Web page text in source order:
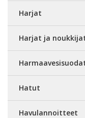
Harjat
Harjat ja
Hatut
Havulannoitteet